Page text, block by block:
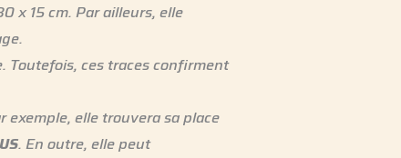
x 15 cm. Par ailleurs, elle
Toutefois, ces traces confirment
exemple, elle trouvera sa place
. En outre, elle peut